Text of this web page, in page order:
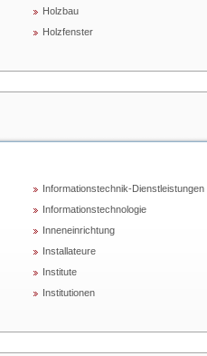
Holzbau
Holzfenster
Informationstechnik-Dienstleistungen
Informationstechnologie
Inneneinrichtung
Installateure
Institute
Institutionen